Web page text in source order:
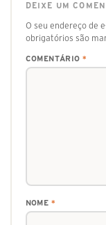
DEIXE UM
O seu endereço de
obrigatórios são
COMENTÁRIO *
NOME *